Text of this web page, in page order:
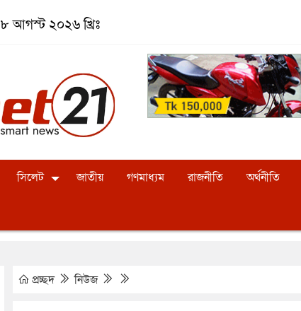
৮ আগস্ট ২০২৬ খ্রিঃ
সিলেট জাতীয় গণমাধ্যম রাজনীতি অর্থনীতি
প্রচ্ছদ নিউজ